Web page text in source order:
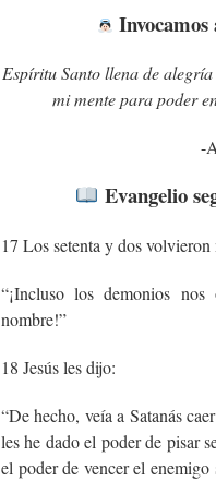
Espíritu Santo llena de
mi mente para poder
-
Evangelio
17 Los setenta y dos
“¡Incluso los demonios
nombre!”
18 Jesús les dijo:
“De hecho, veía a Satanás
les he dado el poder de pisar
el poder de vencer el